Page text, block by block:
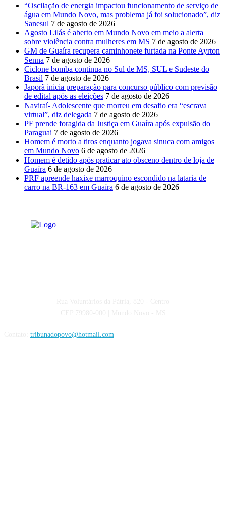
“Oscilação de energia impactou funcionamento de serviço de
água em Mundo Novo, mas problema já foi solucionado”, diz
Sanesul 7 de agosto de 2026
Agosto Lilás é aberto em Mundo Novo em meio a alerta
sobre violência contra mulheres em MS 7 de agosto de 2026
GM de Guaíra recupera caminhonete furtada na Ponte Ayrton
Senna 7 de agosto de 2026
Ciclone bomba continua no Sul de MS, SUL e Sudeste do
Brasil 7 de agosto de 2026
Japorã inicia preparação para concurso público com previsão
de edital após as eleições 7 de agosto de 2026
Naviraí- Adolescente que morreu em desafio era “escrava
virtual”, diz delegada 7 de agosto de 2026
PF prende foragida da Justiça em Guaíra após expulsão do
Paraguai 7 de agosto de 2026
Homem é morto a tiros enquanto jogava sinuca com amigos
em Mundo Novo 6 de agosto de 2026
Homem é detido após praticar ato obsceno dentro de loja de
Guaíra 6 de agosto de 2026
PRF apreende haxixe marroquino escondido na lataria de
carro na BR-163 em Guaíra 6 de agosto de 2026
tribunadopovo@hotmail.com